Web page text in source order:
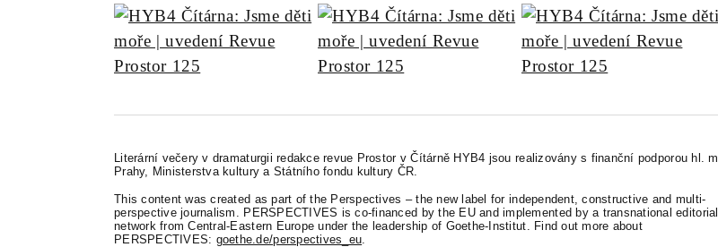
Literární večery v dramaturgii redakce revue Prostor v Čítárně HYB4 jsou realizovány s finanční podporou hl. m.
Prahy, Ministerstva kultury a Státního fondu kultury ČR.
This content was created as part of the Perspectives – the new label for independent, constructive and multi-
perspective journalism. PERSPECTIVES is co-financed by the EU and implemented by a transnational editorial
network from Central-Eastern Europe under the leadership of Goethe-Institut. Find out more about
PERSPECTIVES: goethe.de/perspectives_eu